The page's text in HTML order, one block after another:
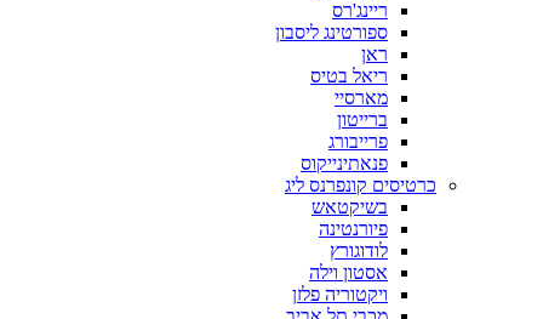
ריינג'רס
ספורטינג ליסבון
ראן
ריאל בטיס
מארסיי
ברייטון
פרייבורג
פנאתינייקוס
כרטיסים קונפרנס ליג
בשיקטאש
פיורנטינה
לודוגורץ
אסטון וילה
ויקטוריה פלזן